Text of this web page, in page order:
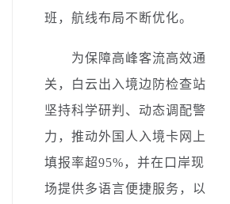
班，航线布局不断优化。
为保障高峰客流高效通
关，白云出入境边防检查站
坚持科学研判、动态调配警
力，推动外国人入境卡网上
填报率超95%，并在口岸现
场提供多语言便捷服务，以